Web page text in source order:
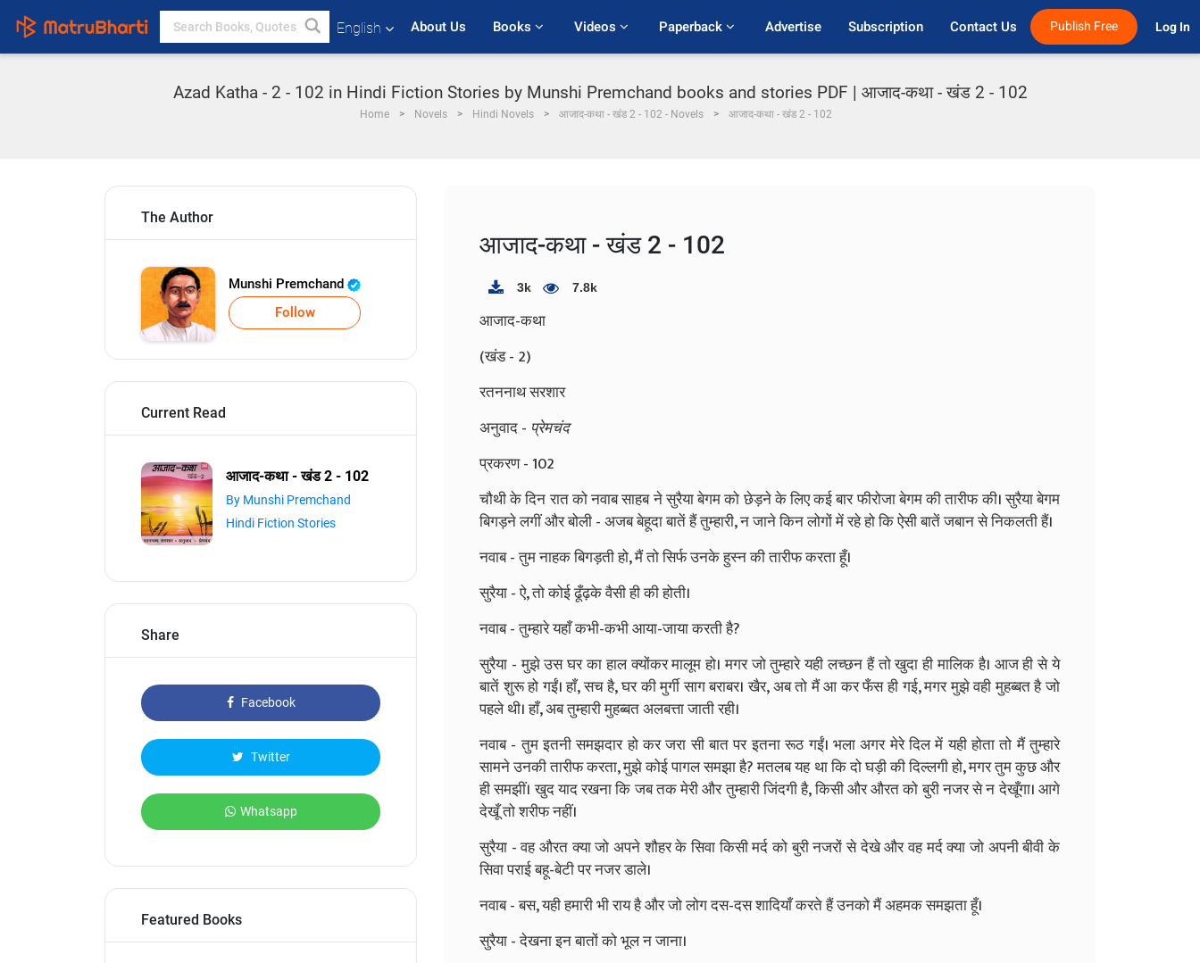
English About Us Books Videos Paperback Advertise Subscription Contact Us Publish Free Log In
Azad Katha - 2 - 102 in Hindi Fiction Stories by Munshi Premchand books and stories PDF | आजाद-कथा - खंड 2 - 102
Home Novels Hindi Novels आजाद-कथा - खंड 2 - 102 - Novels आजाद-कथा - खंड 2 - 102
The Author
Munshi Premchand
Follow
Current Read
आजाद-कथा - खंड 2 - 102
By Munshi Premchand
Hindi Fiction Stories
Share
Facebook
Twitter
Whatsapp
Featured Books
आजाद-कथा - खंड 2 - 102
3k 7.8k
आजाद-कथा
(खंड - 2)
रतननाथ सरशार
अनुवाद - प्रेमचंद
प्रकरण - 102
चौथी के दिन रात को नवाब साहब ने सुरैया बेगम को छेड़ने के लिए कई बार फीरोजा बेगम की तारीफ की। सुरैया बेगम
बिगड़ने लगीं और बोली - अजब बेहूदा बातें हैं तुम्हारी, न जाने किन लोगों में रहे हो कि ऐसी बातें जबान से निकलती हैं।
नवाब - तुम नाहक बिगड़ती हो, मैं तो सिर्फ उनके हुस्न की तारीफ करता हूँ।
सुरैया - ऐ, तो कोई ढूँढ़के वैसी ही की होती।
नवाब - तुम्हारे यहाँ कभी-कभी आया-जाया करती है?
सुरैया - मुझे उस घर का हाल क्योंकर मालूम हो। मगर जो तुम्हारे यही लच्छन हैं तो खुदा ही मालिक है। आज ही से ये
बातें शुरू हो गईं। हाँ, सच है, घर की मुर्गी साग बराबर। खैर, अब तो मैं आ कर फँस ही गई, मगर मुझे वही मुहब्बत है जो
पहले थी। हाँ, अब तुम्हारी मुहब्बत अलबत्ता जाती रही।
नवाब - तुम इतनी समझदार हो कर जरा सी बात पर इतना रूठ गईं। भला अगर मेरे दिल में यही होता तो मैं तुम्हारे
सामने उनकी तारीफ करता, मुझे कोई पागल समझा है? मतलब यह था कि दो घड़ी की दिल्लगी हो, मगर तुम कुछ और
ही समझीं। खुद याद रखना कि जब तक मेरी और तुम्हारी जिंदगी है, किसी और औरत को बुरी नजर से न देखूँगा। आगे
देखूँ तो शरीफ नहीं।
सुरैया - वह औरत क्या जो अपने शौहर के सिवा किसी मर्द को बुरी नजरों से देखे और वह मर्द क्या जो अपनी बीवी के
सिवा पराई बहू-बेटी पर नजर डाले।
नवाब - बस, यही हमारी भी राय है और जो लोग दस-दस शादियाँ करते हैं उनको मैं अहमक समझता हूँ।
सुरैया - देखना इन बातों को भूल न जाना।